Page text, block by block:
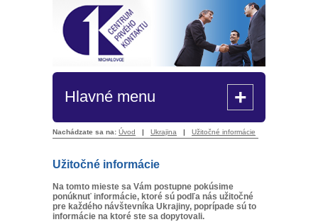
Hlavné menu +
Nachádzate sa na: Úvod | Ukrajina | Užitočné informácie
Užitočné informácie
Na tomto mieste sa Vám postupne pokúsime
ponúknuť informácie, ktoré sú podľa nás užitočné
pre každého návštevníka Ukrajiny, poprípade sú to
informácie na ktoré ste sa dopytovali.